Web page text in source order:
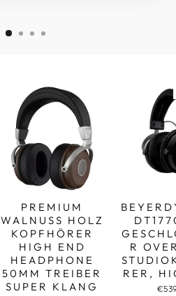
PREMIUM
WALNUSS HOLZ
KOPFHÖRER
HIGH END
HEADPHONE
50MM TREIBER
SUPER KLANG
R
RER,